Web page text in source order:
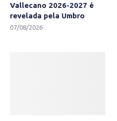
Vallecano 2026-2027 é
revelada pela Umbro
07/08/2026